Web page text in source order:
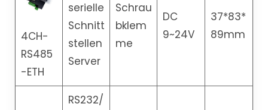
4CH-
RS485
-ETH
serielle
Schnitt
stellen
Server
Schrau
bklem
me
DC
9~24V
37*83*
89mm
RS232/